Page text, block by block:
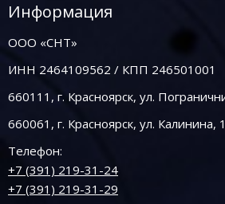
Информация
ООО «СНТ»
ИНН 2464109562 / КПП 246501001
660111, г. Красноярск, ул.
660061, г. Красноярск, ул. Калинина,
Телефон:
+7 (391) 219-31-24
+7 (391) 219-31-29